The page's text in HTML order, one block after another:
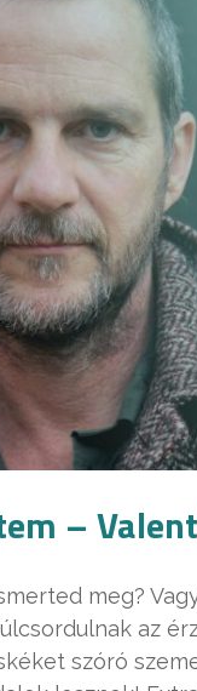
–
meg?
az
szóró